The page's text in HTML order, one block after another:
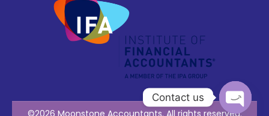
©2026 Moonstone Accountants. All rights reserved.
Contact us